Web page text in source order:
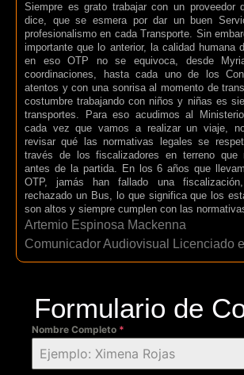
Siempre es grato trabajar con un proveedor
dice, que se esmera por dar un buen
profesionalismo en cada Transporte. Sin
importante que lo anterior, la calidad humana
en eso OTP no se equivoca, desde
coordinaciones, hasta cada uno de los
atentos y con una sonrisa al momento de
costumbre trabajando con niños y niñas es
transportes. Para eso acudimos al
cada vez que vamos a realizar un viaje,
revisar qué las normativas legales se
través de los fiscalizadores en terreno que
antes de la partida. En los 6 años que
OTP, jamás han fallado una
rechazado un Bus, lo que significa que los
son altos y siempre cumplen con las
Artemio Espinosa Mackenna
Comunicador Audiovisual Licenciado
Formulario de
Nombre Completo *